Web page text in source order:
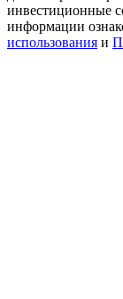
USDT
инвестиционные
информации
использования и